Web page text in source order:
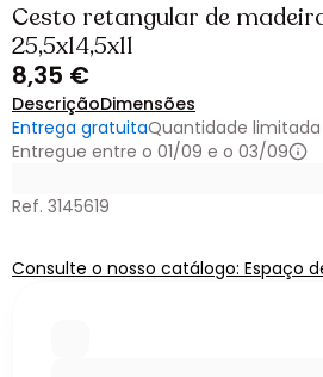
Cesto retangular de
25,5x14,5x11
8,35 €
DescriçãoDimensões
Entrega gratuitaQuantidade limitada
Entregue entre o 01/09 e o 03/09
Ref. 3145619
Consulte o nosso catálogo: Espaço